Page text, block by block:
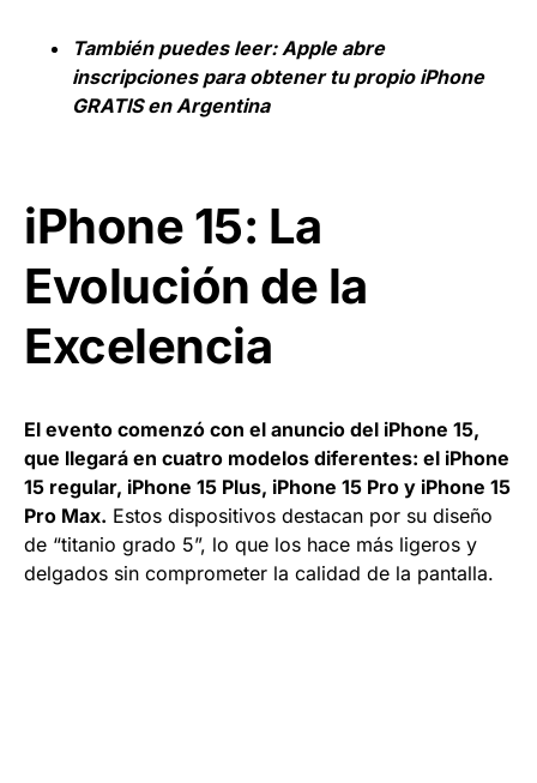
También puedes leer: Apple abre
inscripciones para obtener tu propio iPhone
GRATIS en Argentina
iPhone 15: La
Evolución de la
Excelencia
El evento comenzó con el anuncio del iPhone 15,
que llegará en cuatro modelos diferentes: el iPhone
15 regular, iPhone 15 Plus, iPhone 15 Pro y iPhone 15
Pro Max. Estos dispositivos destacan por su diseño
de “titanio grado 5”, lo que los hace más ligeros y
delgados sin comprometer la calidad de la pantalla.